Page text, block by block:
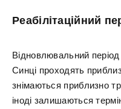
Реабілітаційний
Відновлювальний
Синці проходять
знімаються приблизно
іноді залишаються